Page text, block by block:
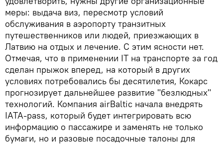
меры: выдача виз, пересмотр условий
обслуживания в аэропорту транзитных
путешественников или людей, приезжающих в
Латвию на отдых и лечение. С этим ясности нет.
Отмечая, что в применении IT на транспорте за год
сделан прыжок вперед, на который в других
условиях потребовались бы десятилетия, Кокарс
прогнозирует дальнейшее развитие "безлюдных"
технологий. Компания airBaltic начала внедрять
IATA-pass, который будет интегрировать всю
информацию о пассажире и заменять не только
бумаги, но и разовые посадочные талоны для